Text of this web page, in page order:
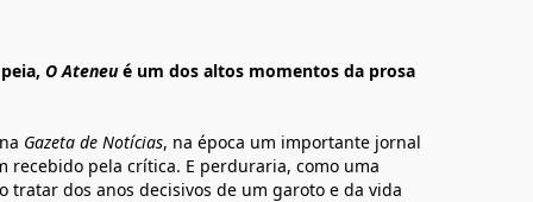
O Ateneué um dos altos momentos da prosa
Gazeta de Notícias, na época um importante jornal
recebido pela crítica. E perduraria, como uma
dos anos decisivos de um garoto e da vida